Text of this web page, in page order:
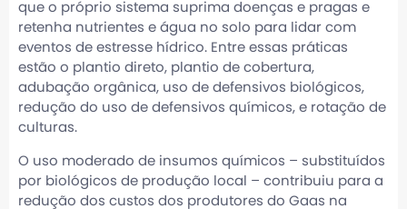
que o próprio sistema suprima doenças e pragas e
retenha nutrientes e água no solo para lidar com
eventos de estresse hídrico. Entre essas práticas
estão o plantio direto, plantio de cobertura,
adubação orgânica, uso de defensivos biológicos,
redução do uso de defensivos químicos, e rotação de
culturas.
O uso moderado de insumos químicos – substituídos
por biológicos de produção local – contribuiu para a
redução dos custos dos produtores do Gaas na